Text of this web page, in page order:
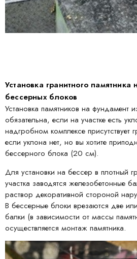
Установка гранитного памятника
бессерных блоков
Установка памятников на фундамент
обязательна, если на участке есть
надгробном комплексе присутствует
если уклона нет, но вы хотите
бессерного блока (20 см).
Для установки на бессер в плотный
участка заводятся железобетонные
раствор декоративной стороной
В бессерные блоки врезаются две
балки (в зависимости от массы
осуществляется монтаж памятника.